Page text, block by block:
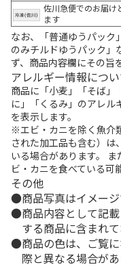
佐川急便でのお届け
ます
なお、「普通ゆうパック
のみチルドゆうパック」
ず、商品内容欄にその旨
アレルギー情報につ
商品に「小麦」「そば」
に」「くるみ」のアレル
を表示します。
※エビ・カニを除く魚介
された加工品も含む）は
いる場合があります。
ビ・カニを食べている可
その他
商品写真はイメージ
商品内容として記
する商品に含まれて
商品の色は、ご覧
際と異なる場合があ